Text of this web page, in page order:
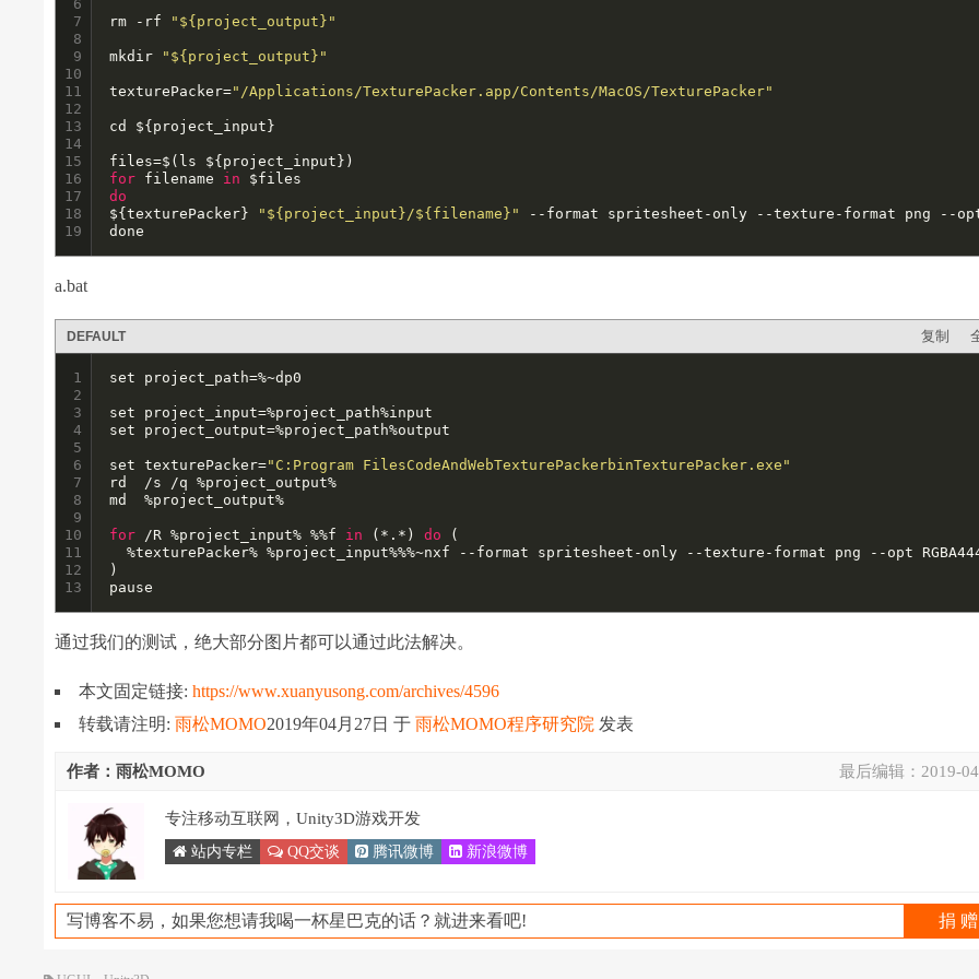
6
7
8
9
10
11
12
13
14
15
16
17
18
19
rm -rf "${project_output}"
mkdir "${project_output}"
texturePacker="/Applications/TexturePacker.app/Contents/MacOS/TexturePacker"
cd ${project_input}
for filename in
do
${texturePacker}
"${project_input}/${filename}"
--format spritesheet-only --texture-format png --
done
a.bat
DEFAULT 复制
1
2
3
4
5
6
7
8
9
10
11
12
13
set project_path=%~dp0
set project_input=%project_path%input
set project_output=%project_path%output
set texturePacker="C:Program FilesCodeAndWebTexturePackerbinTexturePacker.exe"
rd  /s /q %project_output%
md  %project_output%
for /R %project_input% %%f in (*.*) do (
%texturePacker% %project_input%%%~nxf --format spritesheet-only --texture-format png --opt
)
pause
通过我们的测试，绝大部分图片都可以通过此法解决。
本文固定链接:https://www.xuanyusong.com/archives/4596
转载请注明:雨松MOMO2019年04月27日于雨松MOMO程序研究院 发表
最后编辑： 2019-
作者：雨松MOMO
专注移动互联网，Unity3D游戏开发
站内专栏 QQ交谈 腾讯微博 新浪微博
捐 赠
写博客不易，如果您想请我喝一杯星巴克的话？就进来看吧!